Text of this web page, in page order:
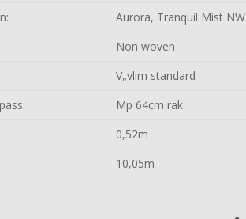
Aurora, Tranquil Mist NW
Non woven
V„vlim standard
Mp 64cm rak
0,52m
10,05m